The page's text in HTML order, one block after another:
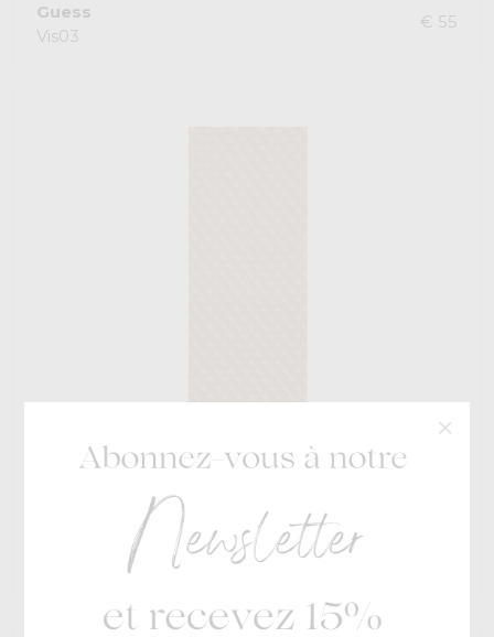
Guess
Vis03
€ 55